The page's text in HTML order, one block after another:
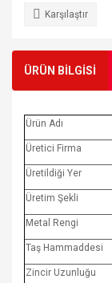
Karşılaştır
ÜRÜN BİLGİSİ
Ürün Adı
Üretici Firma
Üretildiği Yer
Üretim Şekli
Metal Rengi
Taş Hammaddesi
Zincir Uzunluğu